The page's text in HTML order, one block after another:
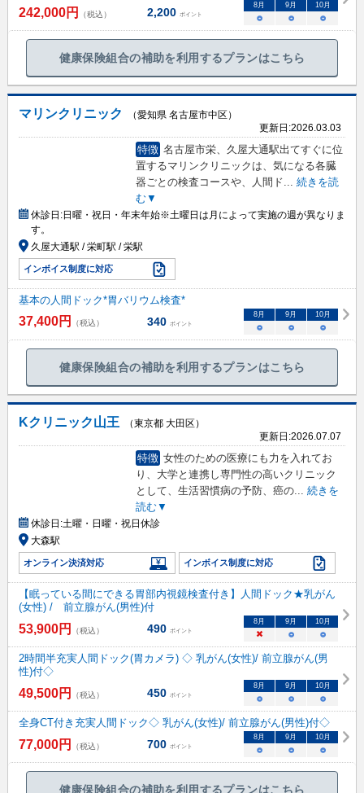
242,000円 （税込） 2,200 ポイント
8月 9月 10月
○ ○ ○
健康保険組合の補助を利用するプランはこちら
マリンクリニック
（愛知県 名古屋市中区）
更新日:2026.03.03
特徴 名古屋市栄、久屋大通駅出てすぐに位
置するマリンクリニックは、気になる各臓
器ごとの検査コースや、人間ド
続きを読
む▼
休診日:日曜・祝日・年末年始※土曜日は月によって実施の週が異なりま
す。
久屋大通駅 / 栄町駅 / 栄駅
インボイス制度に対応
基本の人間ドック*胃バリウム検査*
37,400円 （税込） 340 ポイント
8 月 9 月 10月
○ ○ ○
健康保険組合の補助を利用するプランはこちら
Kクリニック山王
（東京都 大田区）
更新日:2026.07.07
特徴 女性のための医療にも力を入れてお
り、大学と連携し専門性の高いクリニック
として、生活習慣病の予防、癌の... 続きを
読む▼
休診日:土曜・日曜・祝日休診
大森駅
オンライン決済対応 インボイス制度に対応
【眠っている間にできる胃部内視鏡検査付き】人間ドック★乳がん
(女性) / 前立腺がん(男性)付
53,900円 （税込） 490 ポイント
8月 9月 10月
× ○ ○
2時間半充実人間ドック(胃カメラ) ◇ 乳がん(女性)/ 前立腺がん(男
性)付◇
49,500円 （税込） 450 ポイント
8月 9月 10月
○ ○ ○
全身CT付き充実人間ドック◇ 乳がん(女性)/ 前立腺がん(男性)付◇
77,000円 （税込） 700 ポイント
8月 9月 10月
○ ○ ○
健康保険組合の補助を利用するプランはこちら